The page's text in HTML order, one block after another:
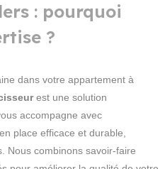
: pourquoi
?
dans votre appartement à
est une solution
accompagne avec
place efficace et durable,
Nous combinons savoir-faire